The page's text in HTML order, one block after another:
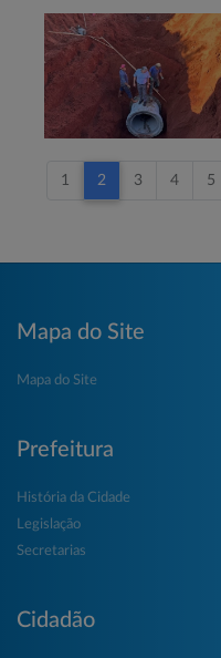
1 2 3 4 5
Mapa do Site
Mapa do Site
Prefeitura
História da Cidade
Legislação
Secretarias
Cidadão